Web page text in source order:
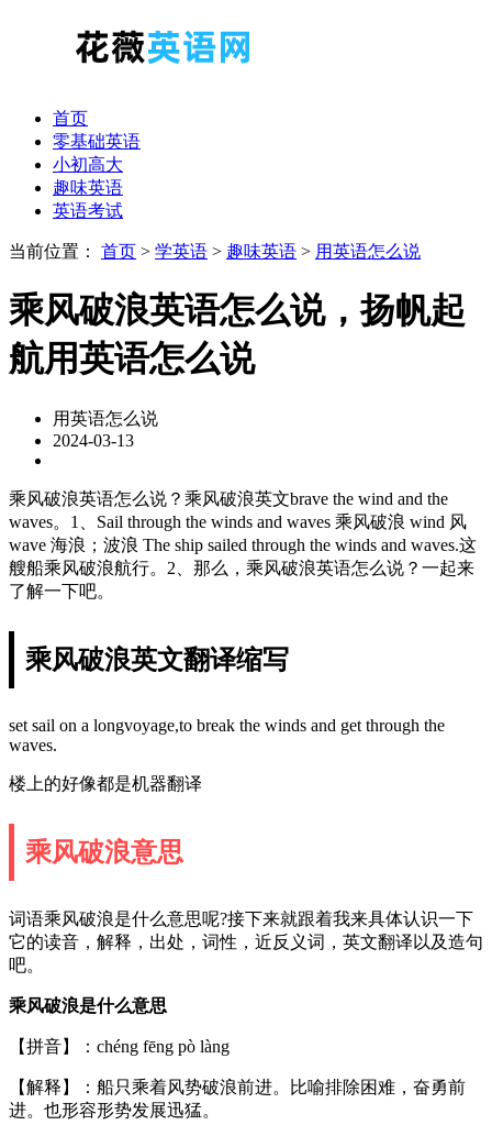
首页
零基础英语
小初高大
趣味英语
英语考试
当前位置： 首页 > 学英语 > 趣味英语 > 用英语怎么说
乘风破浪英语怎么说，扬帆起
航用英语怎么说
用英语怎么说
2024-03-13
乘风破浪英语怎么说？乘风破浪英文brave the wind and the
waves。1、Sail through the winds and waves 乘风破浪 wind 风
wave 海浪；波浪 The ship sailed through the winds and waves.这
艘船乘风破浪航行。2、那么，乘风破浪英语怎么说？一起来
了解一下吧。
乘风破浪英文翻译缩写
set sail on a longvoyage,to break the winds and get through the
waves.
楼上的好像都是机器翻译
乘风破浪意思
词语乘风破浪是什么意思呢?接下来就跟着我来具体认识一下
它的读音，解释，出处，词性，近反义词，英文翻译以及造句
吧。
乘风破浪是什么意思
【拼音】：chéng fēng pò làng
【解释】：船只乘着风势破浪前进。比喻排除困难，奋勇前
进。也形容形势发展迅猛。